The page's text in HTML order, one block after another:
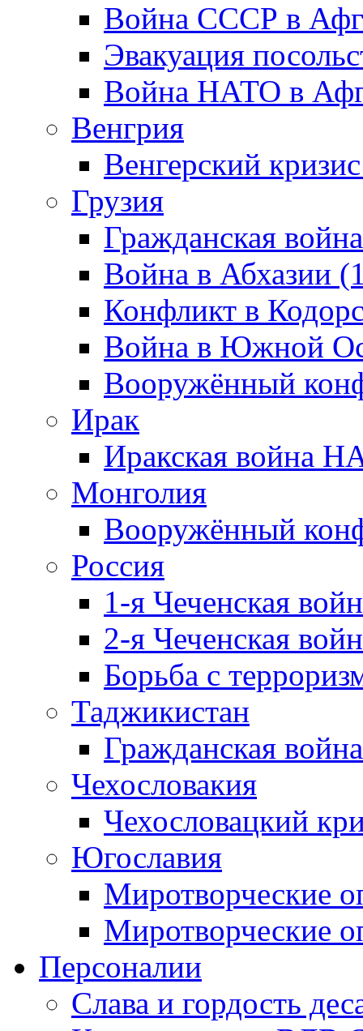
Война СССР в
Эвакуация
Война НАТО в
Венгрия
Венгерский
Грузия
Гражданская
Война в Абхазии
Конфликт в
Война в Южной
Вооружённый
Ирак
Иракская война
Монголия
Вооружённый
Россия
1-я Чеченская
2-я Чеченская
Борьба с
Таджикистан
Гражданская
Чехословакия
Чехословацкий
Югославия
Миротворческие
Миротворческие
Персоналии
Слава и гордость